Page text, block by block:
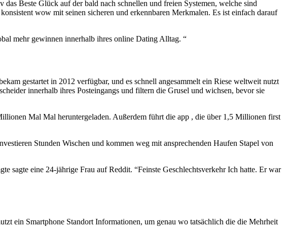
Beste Glück auf der bald nach schnellen und freien Systemen, welche sind
wow mit seinen sicheren und erkennbaren Merkmalen. Es ist einfach darauf
mehr gewinnen innerhalb ihres online Dating Alltag. “
gestartet in 2012 verfügbar, und es schnell angesammelt ein Riese weltweit nutzt
innerhalb ihres Posteingangs und filtern die Grusel und wichsen, bevor sie
Mal Mal heruntergeladen. Außerdem führt die app , die über 1,5 Millionen first
Stunden Wischen und kommen weg mit ansprechenden Haufen Stapel von
sagte eine 24-jährige Frau auf Reddit. “Feinste Geschlechtsverkehr Ich hatte. Er war
ein Smartphone Standort Informationen, um genau wo tatsächlich die die Mehrheit